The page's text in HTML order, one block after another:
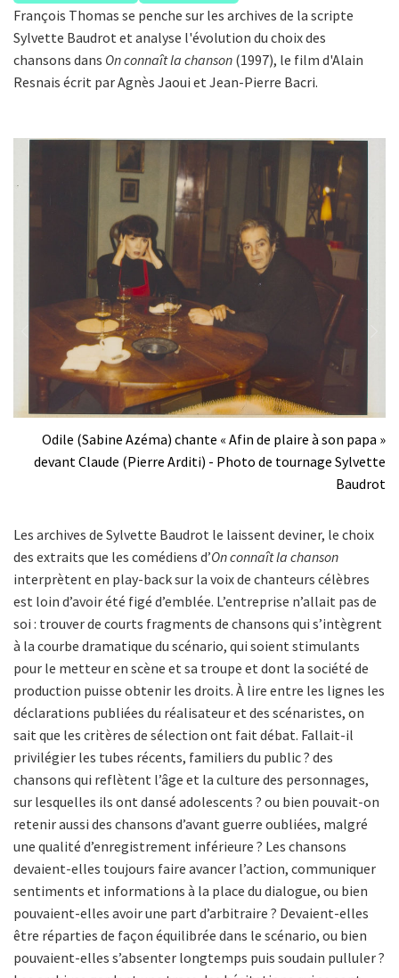
François Thomas se penche sur les archives de la scripte
Sylvette Baudrot et analyse l'évolution du choix des
chansons dans On connaît la chanson (1997), le film d'Alain
Resnais écrit par Agnès Jaoui et Jean-Pierre Bacri.
Odile (Sabine Azéma) chante « Afin de plaire à son papa »
devant Claude (Pierre Arditi) - Photo de tournage Sylvette
Baudrot
Previous
Les archives de Sylvette Baudrot le laissent deviner, le choix
des extraits que les comédiens d’On connaît la chanson
interprètent en play-back sur la voix de chanteurs célèbres
est loin d’avoir été figé d’emblée. L’entreprise n’allait pas de
soi : trouver de courts fragments de chansons qui s’intègrent
à la courbe dramatique du scénario, qui soient stimulants
pour le metteur en scène et sa troupe et dont la société de
production puisse obtenir les droits. À lire entre les lignes les
déclarations publiées du réalisateur et des scénaristes, on
sait que les critères de sélection ont fait débat. Fallait-il
privilégier les tubes récents, familiers du public ? des
chansons qui reflètent l’âge et la culture des personnages,
sur lesquelles ils ont dansé adolescents ? ou bien pouvait-on
retenir aussi des chansons d’avant guerre oubliées, malgré
une qualité d’enregistrement inférieure ? Les chansons
devaient-elles toujours faire avancer l’action, communiquer
sentiments et informations à la place du dialogue, ou bien
pouvaient-elles avoir une part d’arbitraire ? Devaient-elles
être réparties de façon équilibrée dans le scénario, ou bien
pouvaient-elles s’absenter longtemps puis soudain pulluler ?